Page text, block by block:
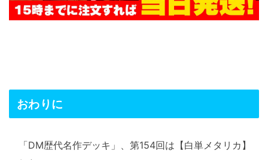
おわりに
「DM歴代名作デッキ」、第154回は【白単メタリカ】